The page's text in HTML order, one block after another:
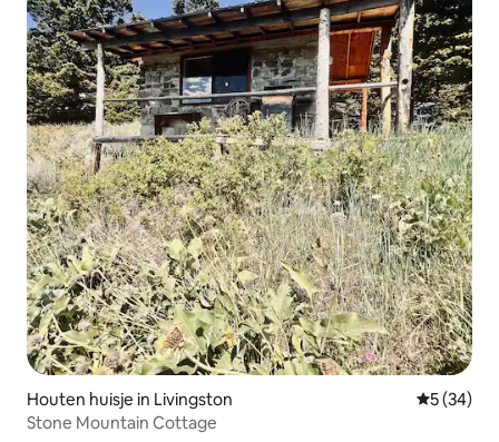
Houten huisje in Livingston
5 (34)
Stone Mountain Cottage